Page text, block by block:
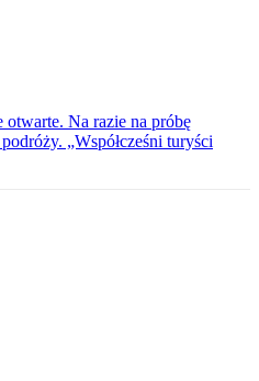
Na razie na próbę
„Współcześni turyści